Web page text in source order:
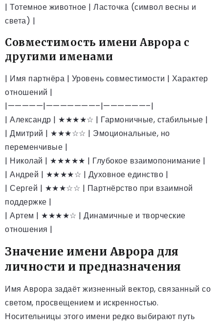
| Тотемное животное | Ласточка (символ весны и
света) |
Совместимость имени Аврора с
другими именами
| Имя партнёра | Уровень совместимости | Характер
отношений |
|—————|———————–|——————–|
| Александр | ★★★★☆ | Гармоничные, стабильные |
| Дмитрий | ★★★☆☆ | Эмоциональные, но
переменчивые |
| Николай | ★★★★★ | Глубокое взаимопонимание |
| Андрей | ★★★★☆ | Духовное единство |
| Сергей | ★★★☆☆ | Партнёрство при взаимной
поддержке |
| Артем | ★★★★☆ | Динамичные и творческие
отношения |
Значение имени Аврора для
личности и предназначения
Имя Аврора задаёт жизненный вектор, связанный со
светом, просвещением и искренностью.
Носительницы этого имени редко выбирают путь